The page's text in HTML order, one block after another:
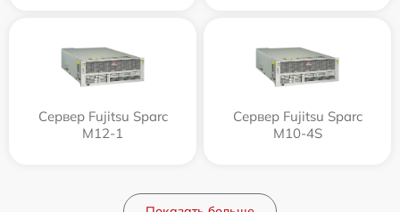
Сервер Fujitsu Sparc
M12-1
Сервер Fujitsu Sparc
M10-4S